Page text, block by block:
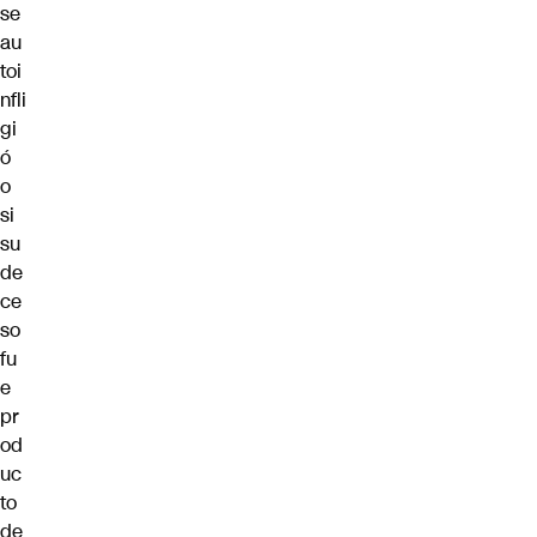
se
au
toi
nfli
gi
ó
o
si
su
de
ce
so
fu
e
pr
od
uc
to
de